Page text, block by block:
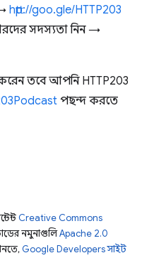
http://goo.gle/HTTP203
সদস্যতা নিন →
তবে আপনি HTTP203
পছন্দ করতে
Creative Commons
নমুনাগুলিApache 2.0
Google Developers সাইট